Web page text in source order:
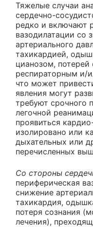
Тяжелые случаи
сердечно-
редко и включают
вазодилатации со
артериального
тахикардией,
цианозом,
респираторным и/
что может
явления могут
требуют срочного
легочной
проявиться
изолировано или
дыхательных или
перечисленных
Со стороны
периферическая
снижение
тахикардия,
потеря сознания
лечения),